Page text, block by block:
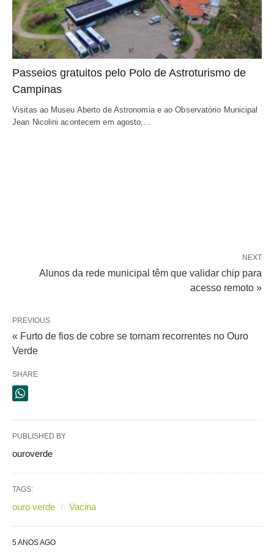
Passeios gratuitos pelo Polo de Astroturismo de
Campinas
Visitas ao Museu Aberto de Astronomia e ao Observatório Municipal
Jean Nicolini acontecem em agosto,…
NEXT
Alunos da rede municipal têm que validar chip para
acesso remoto »
PREVIOUS
« Furto de fios de cobre se tornam recorrentes no Ouro
Verde
SHARE
PUBLISHED BY
ouroverde
TAGS:
ouro verde Vacina
5 ANOS AGO